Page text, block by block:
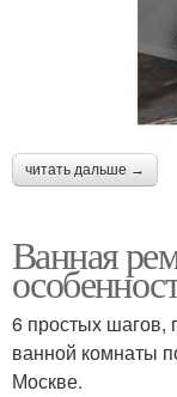
читать дальше →
Ванная
6 простых шагов,
ванной комнаты
Москве.